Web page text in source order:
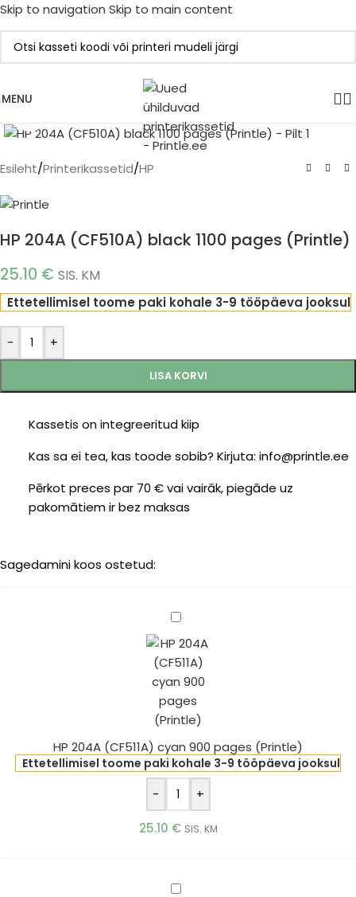
Skip to navigation Skip to main content
MENU
Esileht/Printerikassetid/HP
HP 204A (CF510A) black 1100 pages (Printle)
25.10 € SIS. KM
Ettetellimisel toome paki kohale 3-9 tööpäeva jooksul
- +
LISA KORVI
Kassetis on integreeritud kiip
Kas sa ei tea, kas toode sobib? Kirjuta: info@printle.ee
Pērkot preces par 70 € vai vairāk, piegāde uz
pakomātiem ir bez maksas
Sagedamini koos ostetud:
HP
204A
(CF511A)
cyan
pages
(Printle)
HP 204A (CF511A) cyan 900 pages (Printle)
Ettetellimisel toome paki kohale 3-9 tööpäeva jooksul
- +
25.10 € SIS. KM
HP